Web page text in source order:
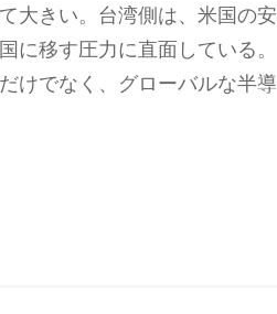
大きい。台湾側は、米国の安
移す圧力に直面している。
けでなく、グローバルな半導